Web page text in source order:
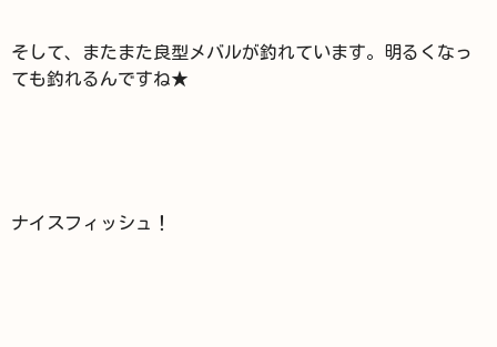
そして、またまた良型メバルが釣れています。明るくなっ
ても釣れるんですね★
ナイスフィッシュ！